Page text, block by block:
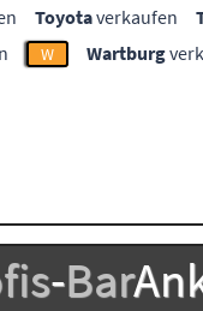
Toyotaverkaufen
W Wartburg
-Bar